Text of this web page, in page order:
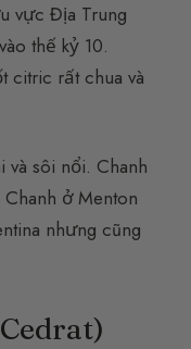
vực Địa Trung
thế kỷ 10.
citric rất chua và
và sôi nổi. Chanh
ở Menton
nhưng cũng